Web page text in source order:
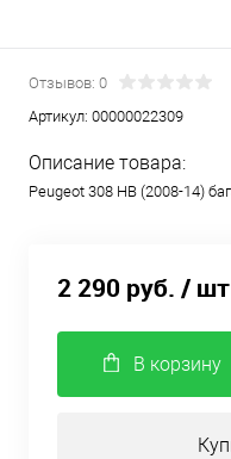
Отзывов: 0
Артикул: 00000022309
Описание товара:
Peugeot 308 HB (2008-14)
2 290 руб. / шт
В корзину